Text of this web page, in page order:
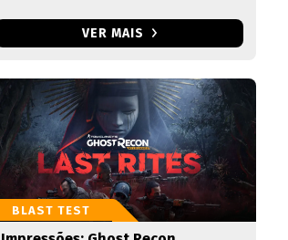
VER MAIS
BLAST TEST